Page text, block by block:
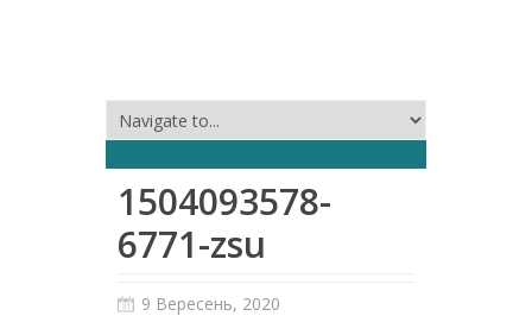
1504093578-
6771-zsu
9 Вересень, 2020